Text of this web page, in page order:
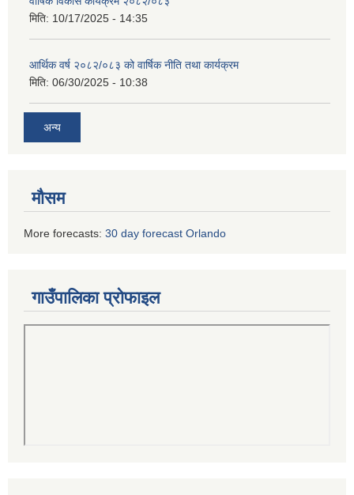
मिति: 10/17/2025 - 14:35
आर्थिक वर्ष २०८२/०८३ को वार्षिक नीति तथा कार्यक्रम
मिति: 06/30/2025 - 10:38
अन्य
मौसम
More forecasts: 30 day forecast Orlando
गाउँपालिका प्रोफाइल